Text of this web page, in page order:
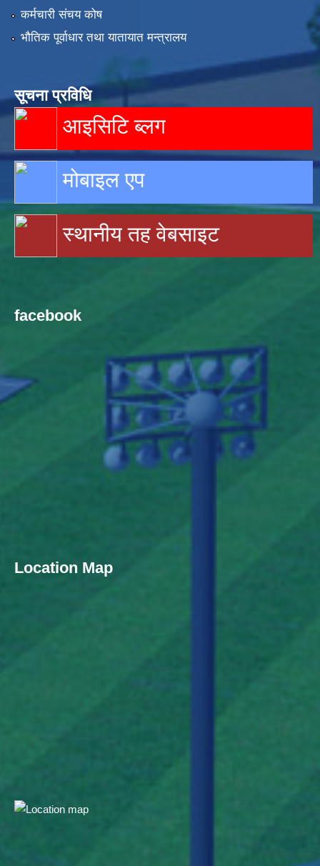
कर्मचारी संचय कोष
भौतिक पूर्वाधार तथा यातायात मन्त्रालय
सूचना प्रविधि
आइसिटि ब्लग
मोबाइल एप
स्थानीय तह वेबसाइट
facebook
Location Map